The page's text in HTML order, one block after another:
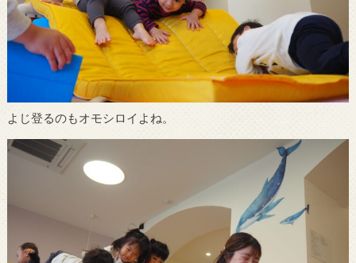
よじ登るのもオモシロイよね。